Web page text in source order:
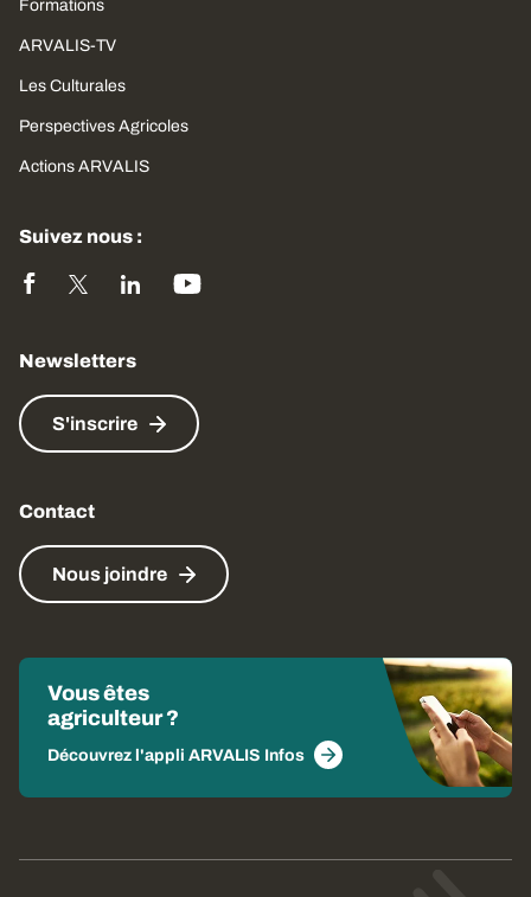
Formations
ARVALIS-TV
Les Culturales
Perspectives Agricoles
Actions ARVALIS
Suivez nous :
Newsletters
S'inscrire
Contact
Nous joindre
Vous êtes
agriculteur ?
Découvrez l'appli ARVALIS Infos